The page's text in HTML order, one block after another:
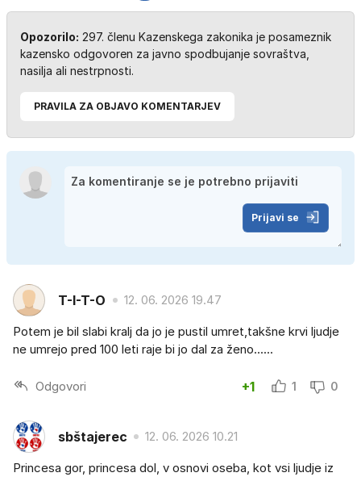
Opozorilo: 297. členu Kazenskega zakonika je posameznik
kazensko odgovoren za javno spodbujanje sovraštva,
nasilja ali nestrpnosti.
PRAVILA ZA OBJAVO KOMENTARJEV
Prijavi se
T-I-T-O 12. 06. 2026 19.47
Potem je bil slabi kralj da jo je pustil umret,takšne krvi ljudje
ne umrejo pred 100 leti raje bi jo dal za ženo......
Odgovori +1 1 0
sbštajerec 12. 06. 2026 10.21
Princesa gor, princesa dol, v osnovi oseba, kot vsi ljudje iz